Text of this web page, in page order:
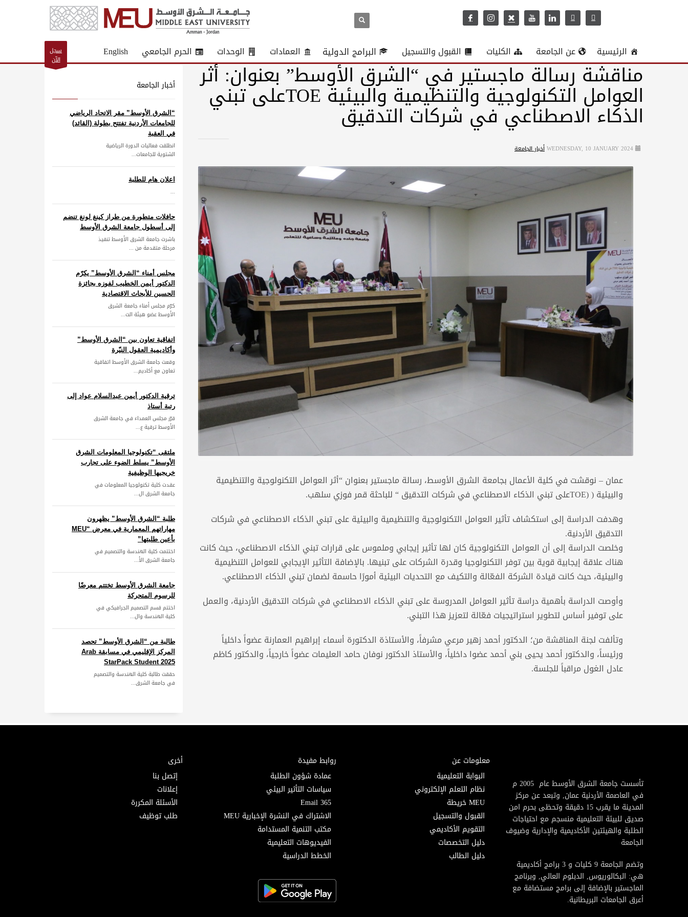
الرئيسية عن الجامعة الكليات القبول والتسجيل البرامج الدولية العمادات الوحدات الحرم الجامعي English
سجل
الآن
مناقشة رسالة ماجستير في “الشرق الأوسط” بعنوان: أثر
العوامل التكنولوجية والتنظيمية والبيئية TOEعلى تبني
الذكاء الاصطناعي في شركات التدقيق
WEDNESDAY, 10 JANUARY 2024أخبار الجامعة
عمان – نوقشت في كلية الأعمال بجامعة الشرق الأوسط، رسالة ماجستير بعنوان “أثر العوامل التكنولوجية والتنظيمية
والبيئية ( (TOEعلى تبني الذكاء الاصطناعي في شركات التدقيق “ للباحثة قمر فوزي سلهب.
وهدفت الدراسة إلى استكشاف تأثير العوامل التكنولوجية والتنظيمية والبيئية على تبني الذكاء الاصطناعي في شركات
التدقيق الأردنية.
وخلصت الدراسة إلى أن العوامل التكنولوجية كان لها تأثير إيجابي وملموس على قرارات تبني الذكاء الاصطناعي، حيث كانت
هناك علاقة إيجابية قوية بين توفر التكنولوجيا وقدرة الشركات على تبنيها. بالإضافة التأثير الإيجابي للعوامل التنظيمية
والبيئية، حيث كانت قيادة الشركة الفعّالة والتكيف مع التحديات البيئية أمورًا حاسمة لضمان تبني الذكاء الاصطناعي.
وأوصت الدراسة بأهمية دراسة تأثير العوامل المدروسة على تبني الذكاء الاصطناعي في شركات التدقيق الأردنية، والعمل
على توفير أساس لتطوير استراتيجيات فعّالة لتعزيز هذا التبني.
وتألفت لجنة المناقشة من؛ الدكتور أحمد زهير مرعي مشرفاً، والأستاذة الدكتورة أسماء إبراهيم العمارنة عضواً داخلياً
ورئيساً، والدكتور أحمد يحيى بني أحمد عضوا داخلياً، والأستاذ الدكتور نوفان حامد العليمات عضواً خارجياً، والدكتور كاظم
عادل الغول مراقباً للجلسة.
أخبار الجامعة
“الشرق الأوسط” مقر الاتحاد الرياضي
للجامعات الأردنية تفتتح بطولة (القائد)
في العقبة
انطلقت فعاليات الدورة الرياضية
الشتوية للجامعات...
اعلان هام للطلبة
...
حافلات متطورة من طراز كينغ لونغ تنضم
إلى أسطول جامعة الشرق الأوسط
باشرت جامعة الشرق الأوسط تنفيذ
مرحلة متقدمة من ...
مجلس أمناء “الشرق الأوسط” يكرّم
الدكتور أيمن الخطيب لفوزه بجائزة
الحسين للأبحاث الاقتصادية
كرّم مجلس أمناء جامعة الشرق
الأوسط عضو هيئة الت...
اتفاقية تعاون بين “الشرق الأوسط”
وأكاديمية العقول النيّرة
وقعت جامعة الشرق الأوسط اتفاقية
تعاون مع أكاديم...
ترقية الدكتور أيمن عبدالسلام عواد إلى
رتبة أستاذ
قرّر مجلس العمداء في جامعة الشرق
الأوسط ترقية ع...
ملتقى “تكنولوجيا المعلومات الشرق
الأوسط” يسلط الضوء على تجارب
خريجيها الوظيفية
عقدت كلية تكنولوجيا المعلومات في
جامعة الشرق ال...
طلبة “الشرق الأوسط” يظهرون
مهاراتهم المعمارية في معرض “MEU
بأعين طلبتها”
اختتمت كلية الهندسة والتصميم في
جامعة الشرق الأ...
جامعة الشرق الأوسط تختتم معرضًا
للرسوم المتحركة
اختتم قسم التصميم الجرافيكي في
كلية الهندسة وال...
طالبة من “الشرق الأوسط” تحصد
المركز الإقليمي في مسابقة Arab
StarPack Student 2025
حققت طالبة كلية الهندسة والتصميم
في جامعة الشرق...
تأسست جامعة الشرق الأوسط عام 2005 م
في العاصمة الأردنية عمان, وتبعد عن مركز
المدينة ما يقرب 15 دقيقة وتحظى بحرم امن
صديق للبيئة التعليمية منسجم مع احتياجات
الطلبة والهيئتين الأكاديمية والإدارية وضيوف
الجامعة
وتضم الجامعة 9 كليات و 3 برامج أكاديمية
هي: البكالوريوس, الدبلوم العالي, وبرنامج
الماجستير بالإضافة إلى برامج مستضافة مع
أعرق الجامعات البريطانية.
معلومات عن
البوابة التعليمية
نظام التعلم الإلكتروني
MEU خريطة
القبول والتسجيل
التقويم الأكاديمي
دليل التخصصات
دليل الطالب
روابط مفيدة
عمادة شؤون الطلبة
سياسات التأثير البيئي
Email 365
الاشتراك في النشرة الإخبارية MEU
مكتب التنمية المستدامة
الفيديوهات التعليمية
الخطط الدراسية
أخرى
إتصل بنا
إعلانات
الأسئلة المكررة
طلب توظيف